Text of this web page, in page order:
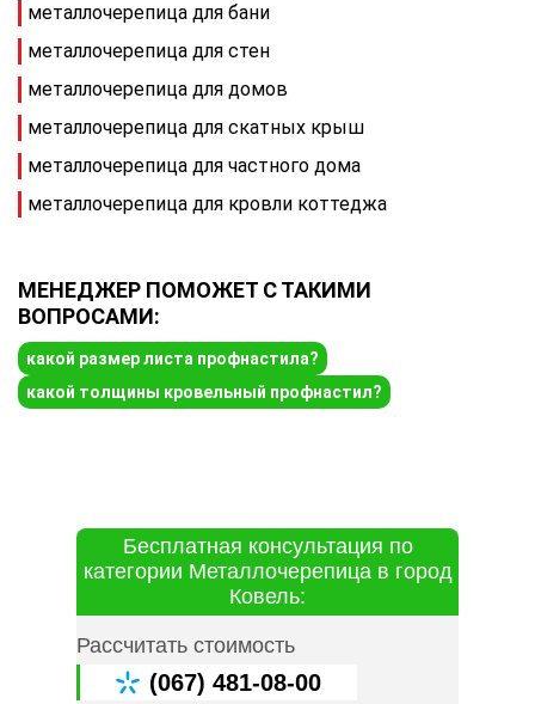
металлочерепица для бани
металлочерепица для стен
металлочерепица для домов
металлочерепица для скатных крыш
металлочерепица для частного дома
металлочерепица для кровли коттеджа
МЕНЕДЖЕР ПОМОЖЕТ С ТАКИМИ
ВОПРОСАМИ:
какой размер листа профнастила?
какой толщины кровельный профнастил?
Бесплатная консультация по
категории Металлочерепица в город
Ковель:
Рассчитать стоимость
(067) 481-08-00